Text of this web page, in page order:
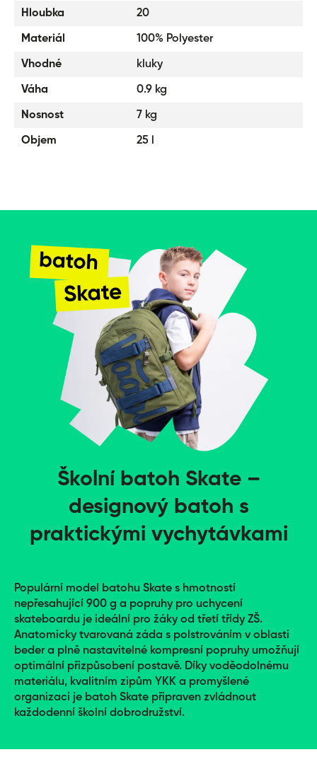
Hloubka 20
Materiál 100% Polyester
Vhodné kluky
Váha 0.9 kg
Nosnost 7 kg
Objem 25 l
Školní batoh Skate –
designový batoh s
praktickými vychytávkami
Populární model batohu Skate s hmotností
nepřesahující 900 g a popruhy pro uchycení
skateboardu je ideální pro žáky od třetí třídy ZŠ.
Anatomicky tvarovaná záda s polstrováním v oblasti
beder a plně nastavitelné kompresní popruhy umožňují
optimální přizpůsobení postavě. Díky voděodolnému
materiálu, kvalitním zipům YKK a promyšlené
organizaci je batoh Skate připraven zvládnout
každodenní školní dobrodružství.